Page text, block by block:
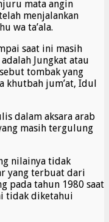
mata angin
menjalankan
wa ta’ala.
saat ini masih
Jungkat atau
tombak yang
khutbah jum’at, Idul
dalam aksara arab
masih tergulung
nilainya tidak
yang terbuat dari
pada tahun 1980 saat
tidak diketahui